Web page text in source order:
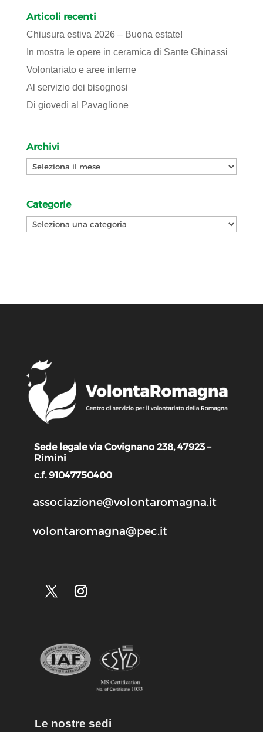
Articoli recenti
Chiusura estiva 2026 – Buona estate!
In mostra le opere in ceramica di Sante Ghinassi
Volontariato e aree interne
Al servizio dei bisognosi
Di giovedì al Pavaglione
Archivi
Archivi
Categorie
Categorie
Sede legale via Covignano 238, 47923 –
Rimini
c.f. 91047750400
associazione@volontaromagna.it
volontaromagna@pec.it
Le nostre sedi